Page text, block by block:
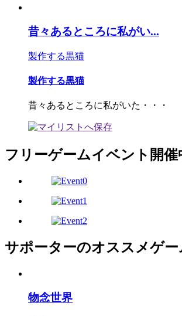
昔々あるところに私がい...
製作する黒猫
製作する黒猫
昔々あるところに私がいた・・・
フリーゲームイベント開催
サポーターのオススメゲー
物念世界